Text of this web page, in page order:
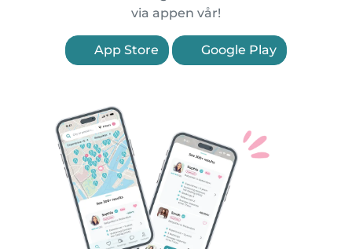
via appen vår!
App Store Google Play